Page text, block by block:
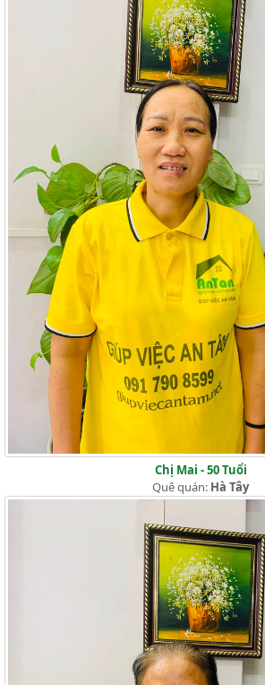
Chị Mai - 50 Tuổi
Quê quán: Hà Tây